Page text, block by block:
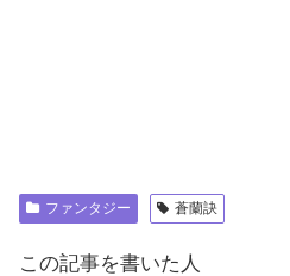
ファンタジー 蒼蘭訣
この記事を書いた人